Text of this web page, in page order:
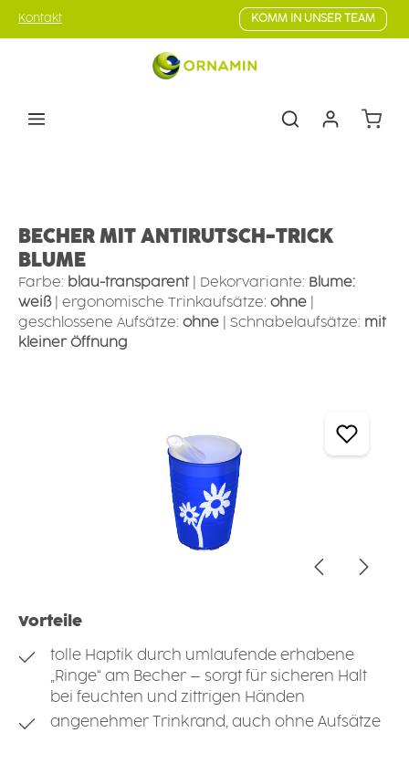
Zum Hauptinhalt springen
Kontakt KOMM IN UNSER TEAM
BECHER MIT ANTIRUTSCH-TRICK
BLUME
Farbe: blau-transparent Dekorvariante: Blume:
weiß
ergonomische Trinkaufsätze: ohne
geschlossene Aufsätze: ohne Schnabelaufsätze: mit
kleiner Öffnung
Vorteile
tolle Haptik durch umlaufende erhabene
„Ringe“ am Becher – sorgt für sicheren Halt
bei feuchten und zittrigen Händen
angenehmer Trinkrand, auch ohne Aufsätze